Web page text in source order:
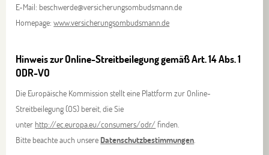
E-Mail: beschwerde@versicherungsombudsmann.de
Homepage:www.versicherungsombudsmann.de
Hinweis zur Online-Streitbeilegung gemäß Art. 14 Abs. 1
ODR-VO
Die Europäische Kommission stellt eine Plattform zur Online-
Streitbeilegung (OS) bereit, die Sie
unter http://ec.europa.eu/consumers/odr/ finden.
Bitte beachte auch unsereDatenschutzbestimmungen